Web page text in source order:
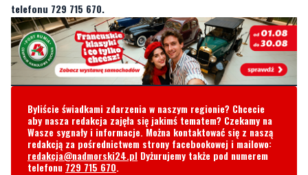
telefonu 729 715 670.
Byliście świadkami zdarzenia w naszym regionie? Chcecie
aby nasza redakcja zajęła się jakimś tematem? Czekamy na
Wasze sygnały i informacje. Można kontaktować się z naszą
redakcją za pośrednictwem strony facebookowej i mailowo:
redakcja@nadmorski24.pl Dyżurujemy także pod numerem
telefonu 729 715 670.